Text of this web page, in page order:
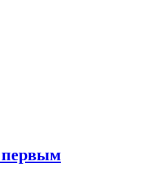
первым